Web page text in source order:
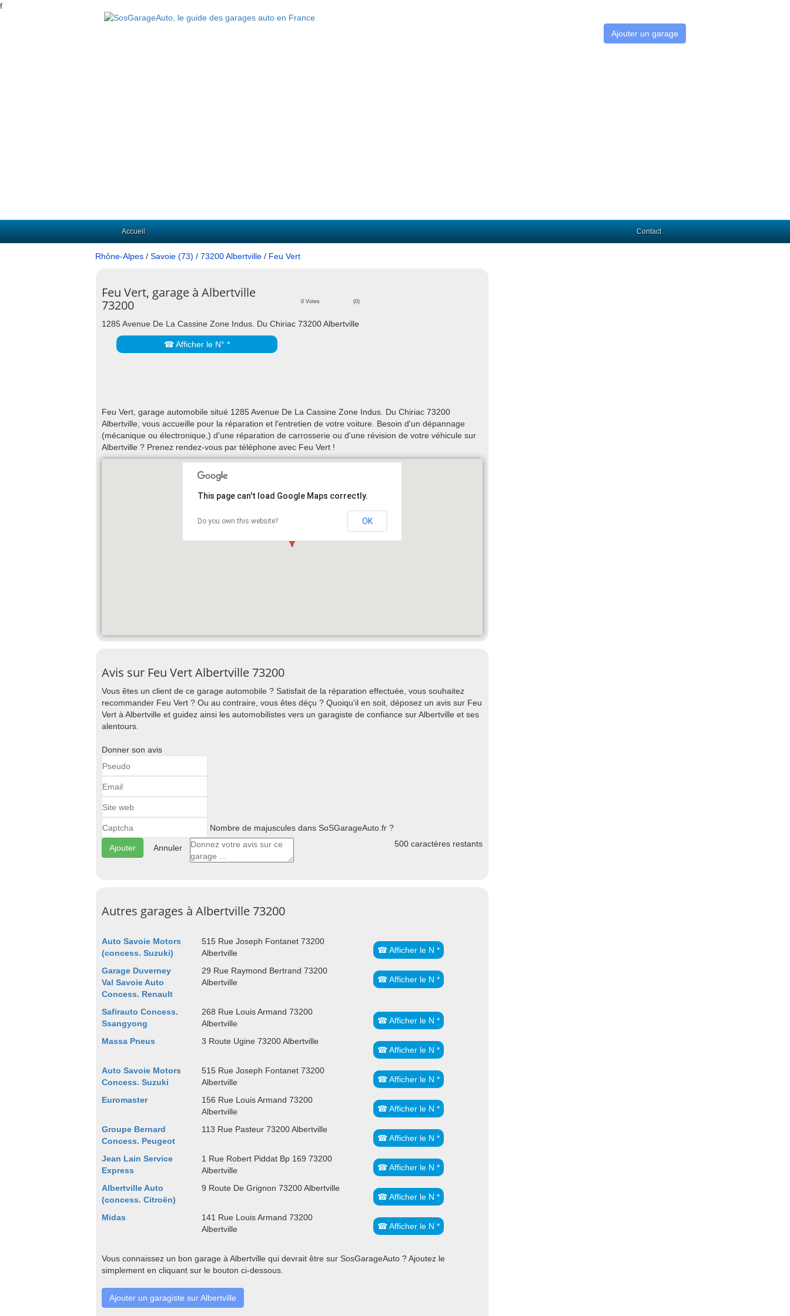
f
Ajouter un garage
Accueil Contact
Rhône-Alpes / Savoie (73) / 73200 Albertville / Feu Vert
Feu Vert, garage à Albertville
73200
0 Votes (0)
1285 Avenue De La Cassine Zone Indus. Du Chiriac 73200 Albertville
☎ Afficher le N° *
Feu Vert, garage automobile situé 1285 Avenue De La Cassine Zone Indus. Du Chiriac 73200
Albertville, vous accueille pour la réparation et l'entretien de votre voiture. Besoin d'un dépannage
(mécanique ou électronique,) d'une réparation de carrosserie ou d'une révision de votre véhicule sur
Albertville ? Prenez rendez-vous par téléphone avec Feu Vert !
This page can't load Google Maps correctly.
Do you own this website? OK
Avis sur Feu Vert Albertville 73200
Vous êtes un client de ce garage automobile ? Satisfait de la réparation effectuée, vous souhaitez
recommander Feu Vert ? Ou au contraire, vous êtes déçu ? Quoiqu'il en soit, déposez un avis sur Feu
Vert à Albertville et guidez ainsi les automobilistes vers un garagiste de confiance sur Albertville et ses
alentours.
Donner son avis
Nombre de majuscules dans SoSGarageAuto.fr ?
Annuler 500 caractères restants
Autres garages à Albertville 73200
Auto Savoie Motors
(concess. Suzuki)
515 Rue Joseph Fontanet 73200
Albertville
☎ Afficher le N *
Garage Duverney
Val Savoie Auto
Concess. Renault
29 Rue Raymond Bertrand 73200
Albertville
☎ Afficher le N *
Safirauto Concess.
Ssangyong
268 Rue Louis Armand 73200
Albertville
☎ Afficher le N *
Massa Pneus
3 Route Ugine 73200 Albertville
☎ Afficher le N *
Auto Savoie Motors
Concess. Suzuki
515 Rue Joseph Fontanet 73200
Albertville
☎ Afficher le N *
Euromaster
156 Rue Louis Armand 73200
Albertville
☎ Afficher le N *
Groupe Bernard
Concess. Peugeot
113 Rue Pasteur 73200 Albertville
☎ Afficher le N *
Jean Lain Service
Express
1 Rue Robert Piddat Bp 169 73200
Albertville
☎ Afficher le N *
Albertville Auto
(concess. Citroën)
9 Route De Grignon 73200 Albertville
☎ Afficher le N *
Midas
141 Rue Louis Armand 73200
Albertville
☎ Afficher le N *
Vous connaissez un bon garage à Albertville qui devrait être sur SosGarageAuto ? Ajoutez le
simplement en cliquant sur le bouton ci-dessous.
Ajouter un garagiste sur Albertville